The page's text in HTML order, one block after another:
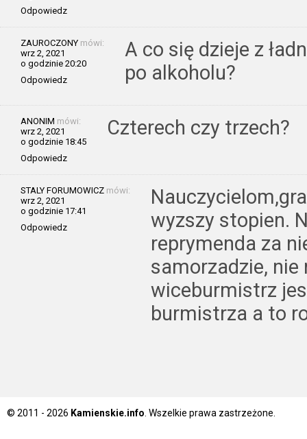
Odpowiedz
ZAUROCZONY mówi:
wrz 2, 2021
o godzinie 20:20
Odpowiedz
A co się dzieje z
po alkoholu?
ANONIM mówi:
wrz 2, 2021
o godzinie 18:45
Odpowiedz
Czterech czy trzech?
STALY FORUMOWICZ mówi:
wrz 2, 2021
o godzinie 17:41
Odpowiedz
wyzszy stopien.
reprymenda za
samorzadzie,
wiceburmistrz
burmistrza a to
© 2011 - 2026 Kamienskie.info . Wszelkie prawa zastrzeżone.